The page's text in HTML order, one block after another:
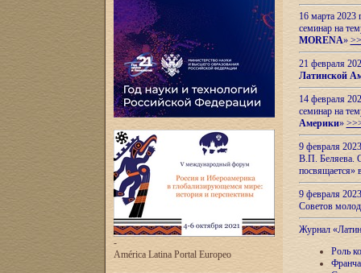
-
América Latina Portal Europeo
16 марта 2023
семинар на
MORENA»
21 февраля
Латинской
14 февраля
семинар на
Америки»
9 февраля
В.П. Беляева.
посвящается»
9 февраля
Советов
Журнал
Роль